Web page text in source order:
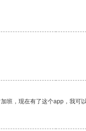
，现在有了这个app，我可